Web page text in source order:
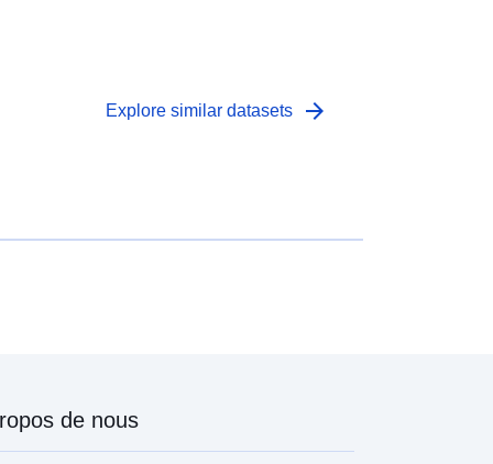
Explore similar datasets arrow_forward
de nous